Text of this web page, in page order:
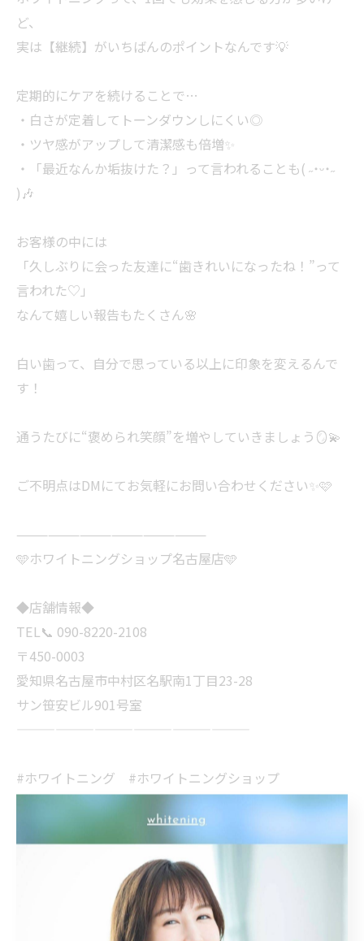
ど、
実は【継続】がいちばんのポイントなんです💡
定期的にケアを続けることで…
・白さが定着してトーンダウンしにくい◎
・ツヤ感がアップして清潔感も倍増✨
・「最近なんか垢抜けた？」って言われることも( ˶˙ᵕ˙˶
)🎶
お客様の中には
「久しぶりに会った友達に“歯きれいになったね！”って
言われた♡」
なんて嬉しい報告もたくさん🌸
白い歯って、自分で思っている以上に印象を変えるんで
す！
通うたびに“褒められ笑顔”を増やしていきましょう🪞💫
ご不明点はDMにてお気軽にお問い合わせください✨🩷
——————————————————
🩵ホワイトニングショップ名古屋店🩵
◆店舗情報◆
TEL📞 090-8220-2108
〒450-0003
愛知県名古屋市中村区名駅南1丁目23-28
サン笹安ビル901号室
#ホワイトニング #ホワイトニングショップ
#ホワイトニングショップ名古屋
#名古屋ホワイトニング #whitening
#whiteningshop名古屋 #美容 #愛知
#名古屋 #名古屋駅 #美意識 #専門店
#ホワイトニング専門店 #オーラルケア
#歯科医師提携 #安心安全 #笑顔